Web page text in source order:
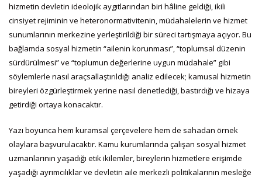
hizmetin devletin ideolojik aygıtlarından biri hâline geldiği, ikili
cinsiyet rejiminin ve heteronormativitenin, müdahalelerin ve hizmet
sunumlarının merkezine yerleştirildiği bir süreci tartışmaya açıyor. Bu
bağlamda sosyal hizmetin “ailenin korunması”, “toplumsal düzenin
sürdürülmesi” ve “toplumun değerlerine uygun müdahale” gibi
söylemlerle nasıl araçsallaştırıldığı analiz edilecek; kamusal hizmetin
bireyleri özgürleştirmek yerine nasıl denetlediği, bastırdığı ve hizaya
getirdiği ortaya konacaktır.
Yazı boyunca hem kuramsal çerçevelere hem de sahadan örnek
olaylara başvurulacaktır. Kamu kurumlarında çalışan sosyal hizmet
uzmanlarının yaşadığı etik ikilemler, bireylerin hizmetlere erişimde
yaşadığı ayrımcılıklar ve devletin aile merkezli politikalarının mesleğe